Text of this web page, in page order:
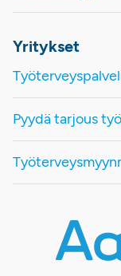
Yritykset
Pyydä tarjous